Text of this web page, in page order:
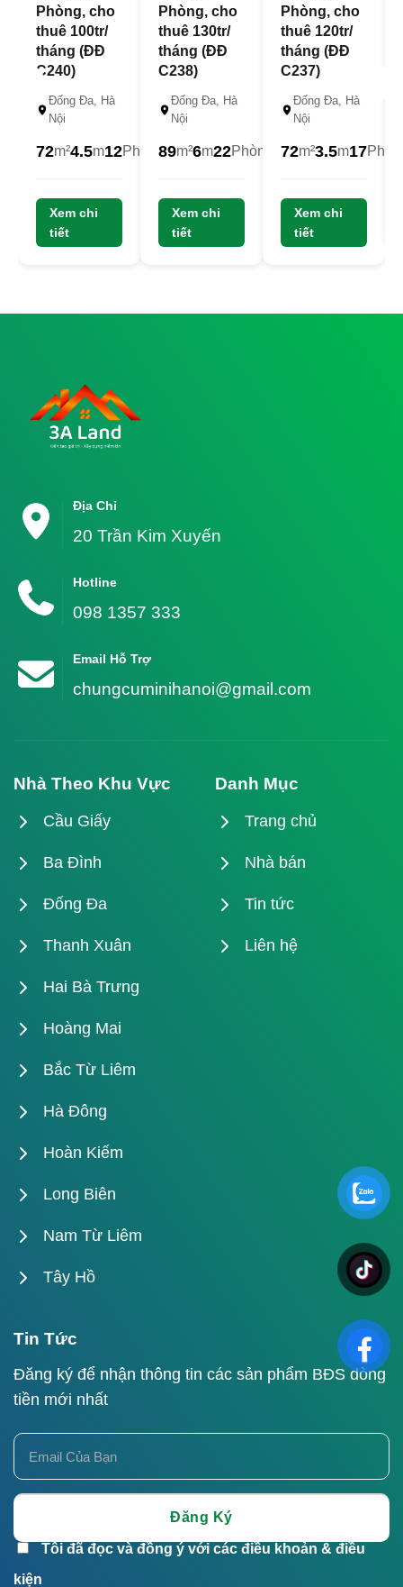
Phòng, cho
thuê 100tr/
tháng (ĐĐ
C240)
Đống Đa, Hà
Nội
72m²4.5m12Phòng
23Tỷ
Xem chi
tiết
Phòng, cho
thuê 130tr/
tháng (ĐĐ
C238)
Đống Đa, Hà
Nội
89m²6m22Phòng
22.5Tỷ
Xem chi
tiết
Phòng, cho
thuê 120tr/
tháng (ĐĐ
C237)
Đống Đa, Hà
Nội
72m²3.5m17
22Tỷ
Xem chi
tiết
Địa Chỉ
20 Trần Kim Xuyến
Hotline
098 1357 333
Email Hỗ Trợ
chungcuminihanoi@gmail.com
Nhà Theo Khu Vực
Cầu Giấy
Ba Đình
Đống Đa
Thanh Xuân
Hai Bà Trưng
Hoàng Mai
Bắc Từ Liêm
Hà Đông
Hoàn Kiếm
Long Biên
Nam Từ Liêm
Tây Hồ
Danh Mục
Trang chủ
Nhà bán
Tin tức
Liên hệ
Tin Tức
Đăng ký để nhận thông tin các sản phẩm BĐS dòng
tiền mới nhất
Tôi đã đọc và đồng ý với các điều khoản & điều
kiện